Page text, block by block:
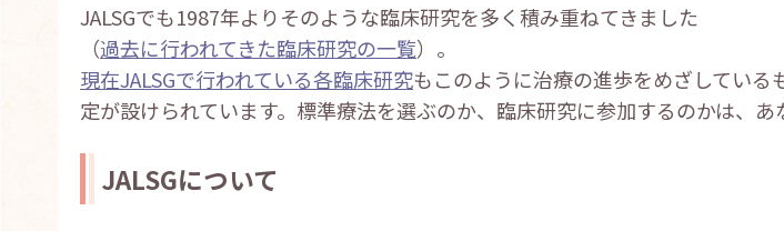
JALSGでも1987年よりそのような臨床研究を多く積み重ねてきました
（過去に行われてきた臨床研究の一覧）。
現在JALSGで行われている各臨床研究もこのように治療の進歩をめざしてい
定が設けられています。標準療法を選ぶのか、臨床研究に参加するのかは、あ
JALSGについて